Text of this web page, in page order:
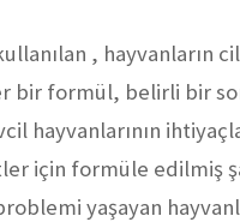
, hayvanların
bir formül, belirli bir
hayvanlarının
için formüle edilmiş
yaşayan